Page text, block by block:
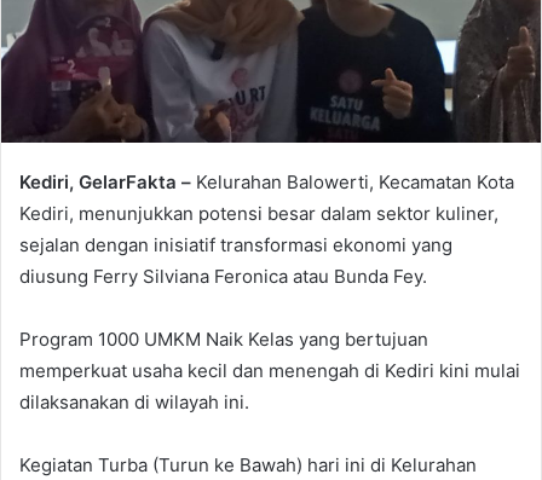
Kediri, GelarFakta – Kelurahan Balowerti, Kecamatan Kota
Kediri, menunjukkan potensi besar dalam sektor kuliner,
sejalan dengan inisiatif transformasi ekonomi yang
diusung Ferry Silviana Feronica atau Bunda Fey.
Program 1000 UMKM Naik Kelas yang bertujuan
memperkuat usaha kecil dan menengah di Kediri kini mulai
dilaksanakan di wilayah ini.
Kegiatan Turba (Turun ke Bawah) hari ini di Kelurahan